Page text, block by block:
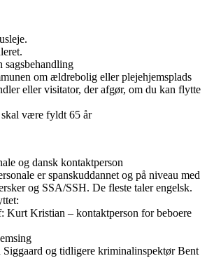
sagsbehandling
om ældrebolig eller plejehjemsplads
eller visitator, der afgør, om du kan flytte
være fyldt 65 år
og dansk kontaktperson
er spanskuddannet og på niveau med
og SSA/SSH. De fleste taler engelsk.
Kurt Kristian – kontaktperson for beboere
Siggaard og tidligere kriminalinspektør Bent